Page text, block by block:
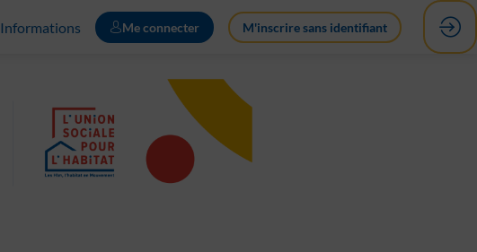
Informations Me connecter M'inscrire sans identifiant